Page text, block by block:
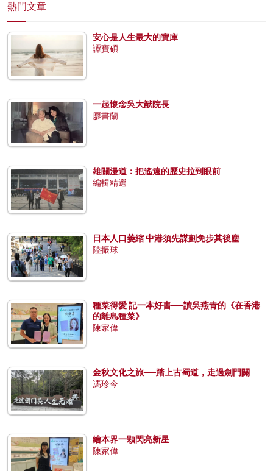
熱門文章
安心是人生最大的寶庫
譚寶碩
一起懷念吳大猷院長
廖書蘭
雄關漫道：把遙遠的歷史拉到眼前
編輯精選
日本人口萎縮 中港須先謀劃免步其後塵
陸振球
種菜得愛 記一本好書──讀吳燕青的《在香港
的離島種菜》
陳家偉
金秋文化之旅──踏上古蜀道，走過劍門關
馮珍今
繪本界一顆閃亮新星
陳家偉